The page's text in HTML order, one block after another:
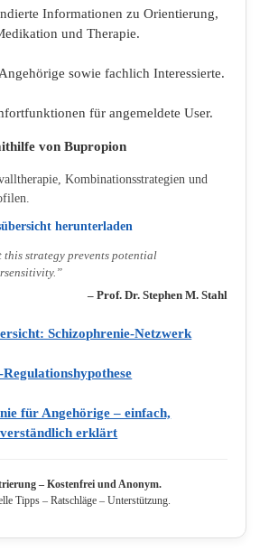
Informationen zu Orientierung,
und Therapie.
sowie fachlich Interessierte.
für angemeldete User.
von Bupropion
Kombinationsstrategien und
herunterladen
this strategy prevents potential
– Prof. Dr. Stephen M. Stahl
Schizophrenie‑Netzwerk
für Angehörige – einfach,
erklärt
– Kostenfrei und Anonym.
Tipps – Ratschläge – Unterstützung.